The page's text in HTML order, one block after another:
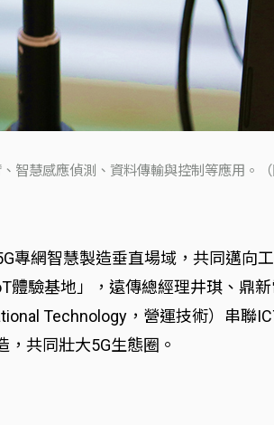
慧感應偵測、資料傳輸與控制等應用。（
專網智慧製造垂直場域，共同邁向
體驗基地」，遠傳總經理井琪、鼎
Technology，營運技術）串聯
共同壯大5G生態圈。